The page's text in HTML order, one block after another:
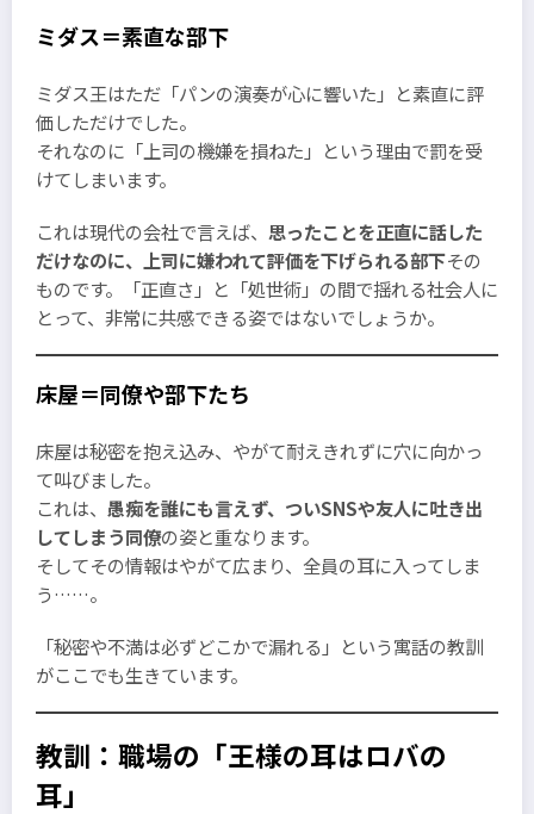
ミダス＝素直な部下
ミダス王はただ「パンの演奏が心に響いた」と素直に評
価しただけでした。
それなのに「上司の機嫌を損ねた」という理由で罰を受
けてしまいます。
これは現代の会社で言えば、 思ったことを正直に話した
だけなのに、上司に嫌われて評価を下げられる部下その
ものです。「正直さ」と「処世術」の間で揺れる社会人に
とって、非常に共感できる姿ではないでしょうか。
床屋＝同僚や部下たち
床屋は秘密を抱え込み、やがて耐えきれずに穴に向かっ
て叫びました。
これは、 愚痴を誰にも言えず、ついSNSや友人に吐き出
してしまう同僚の姿と重なります。
そしてその情報はやがて広まり、全員の耳に入ってしま
う……。
「秘密や不満は必ずどこかで漏れる」という寓話の教訓
がここでも生きています。
教訓：職場の「王様の耳はロバの
耳」